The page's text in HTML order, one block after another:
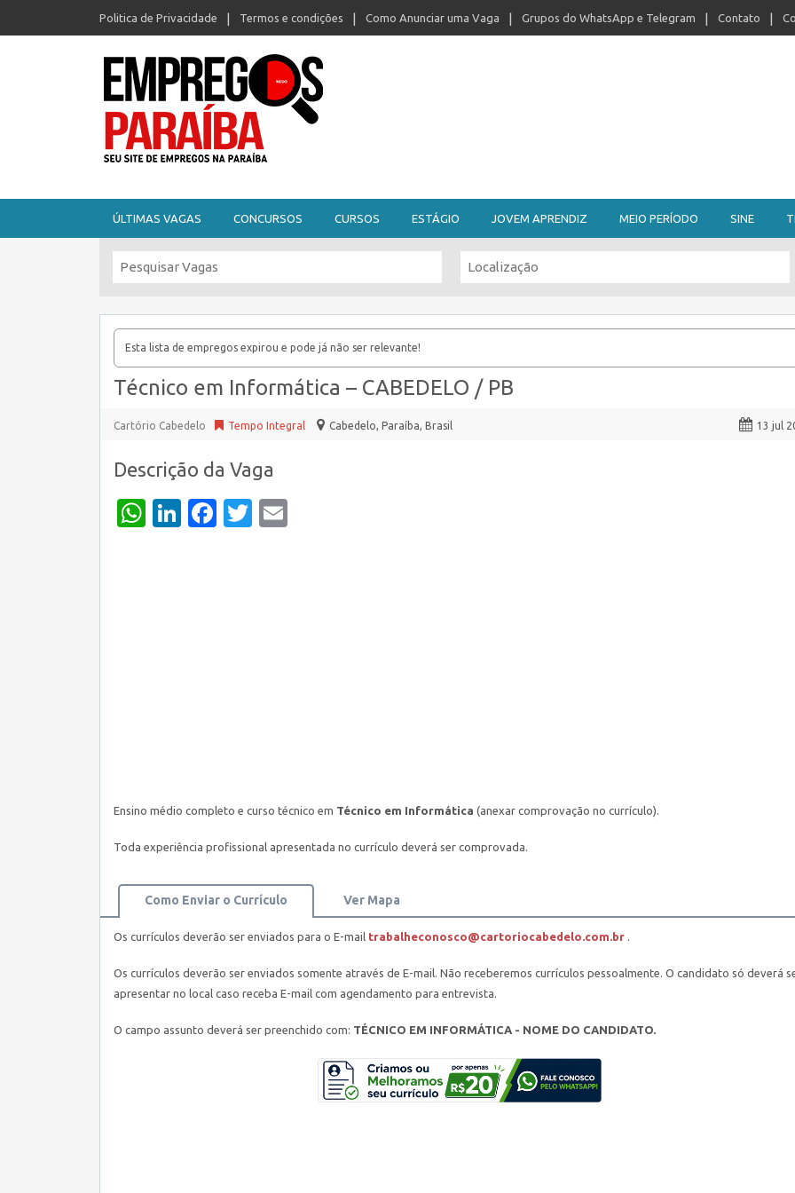
Politica de Privacidade Termos e condições Como Anunciar uma Vaga Grupos do WhatsApp e Telegram Contato
ÚLTIMAS VAGAS CONCURSOS CURSOS ESTÁGIO JOVEM APRENDIZ MEIO PERÍODO SINE
Esta lista de empregos expirou e pode já não ser relevante!
Técnico em Informática – CABEDELO / PB
Cartório Cabedelo Tempo Integral Cabedelo, Paraíba, Brasil 13 jul
Descrição da Vaga
WhatsApp
LinkedIn
Facebook
Twitter
Ensino médio completo e curso técnico em Técnico em Informática (anexar comprovação no currículo).
Toda experiência profissional apresentada no currículo deverá ser comprovada.
Como Enviar o Currículo Ver Mapa
Os currículos deverão ser enviados para o E-mail trabalheconosco@cartoriocabedelo.com.br .
Os currículos deverão ser enviados somente através de E-mail. Não receberemos currículos pessoalmente. O candidato só deverá
apresentar no local caso receba E-mail com agendamento para entrevista.
O campo assunto deverá ser preenchido com: TÉCNICO EM INFORMÁTICA - NOME DO CANDIDATO.